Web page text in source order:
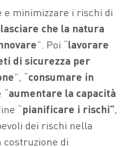
minimizzare i rischi di
lasciare che la natura
”. Poi “lavorare
di sicurezza per
”, “consumare in
“aumentare la capacità
“pianificare i rischi”,
dei rischi nella
costruzione di